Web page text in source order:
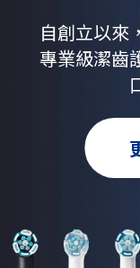
自創立以來
專業級潔齒